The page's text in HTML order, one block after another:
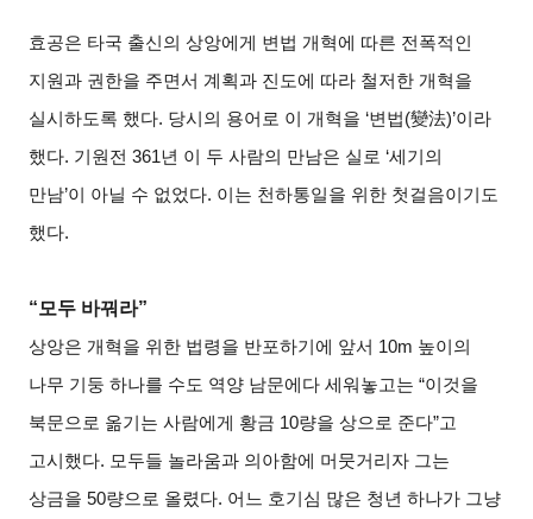
효공은 타국 출신의 상앙에게 변법 개혁에 따른 전폭적인
지원과 권한을 주면서 계획과 진도에 따라 철저한 개혁을
실시하도록 했다. 당시의 용어로 이 개혁을 ‘변법(變法)’이라
했다. 기원전 361년 이 두 사람의 만남은 실로 ‘세기의
만남’이 아닐 수 없었다. 이는 천하통일을 위한 첫걸음이기도
했다.
“모두 바꿔라”
상앙은 개혁을 위한 법령을 반포하기에 앞서 10m 높이의
나무 기둥 하나를 수도 역양 남문에다 세워놓고는 “이것을
북문으로 옮기는 사람에게 황금 10량을 상으로 준다”고
고시했다. 모두들 놀라움과 의아함에 머뭇거리자 그는
상금을 50량으로 올렸다. 어느 호기심 많은 청년 하나가 그냥